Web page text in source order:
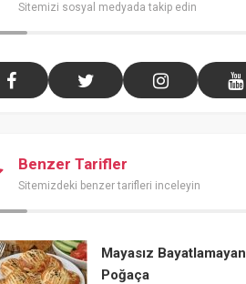
Sitemizi sosyal medyada takip edin
Benzer Tarifler
Sitemizdeki benzer tarifleri inceleyin
Mayasız Bayatlamayan
Poğaça